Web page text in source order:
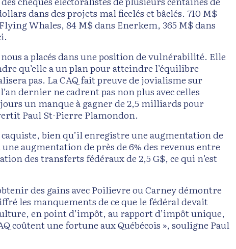
dans des projets mal ficelés et bâclés. 710 M$
Whales, 84 M$ dans Enerkem, 365 M$ dans
a placés dans une position de vulnérabilité. Elle
qu’elle a un plan pour atteindre l’équilibre
pas. La CAQ fait preuve de jovialisme sur
dernier ne cadrent pas non plus avec celles
un manque à gagner de 2,5 milliards pour
Paul St-Pierre Plamondon.
bien qu’il enregistre une augmentation de
augmentation de près de 6% des revenus entre
des transferts fédéraux de 2,5 G$, ce qui n’est
des gains avec Poilievre ou Carney démontre
les manquements de ce que le fédéral devait
en point d’impôt, au rapport d’impôt unique,
coûtent une fortune aux Québécois », souligne Paul